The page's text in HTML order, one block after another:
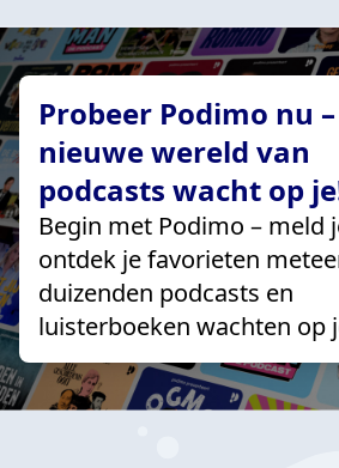
Probeer Podimo nu
nieuwe wereld van
podcasts wacht op
Begin met Podimo – meld
ontdek je favorieten
duizenden podcasts en
luisterboeken wachten op